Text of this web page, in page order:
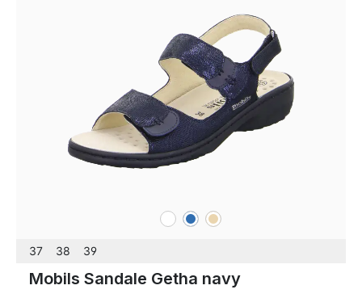
weißblau beige
37 38 39
Mobils Sandale Getha navy